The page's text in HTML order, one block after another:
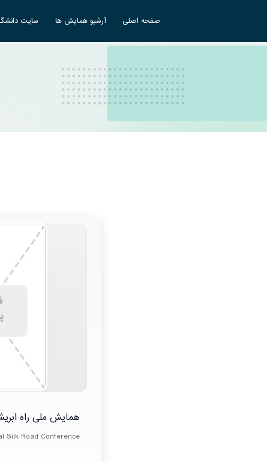
صفحه اصلی آرشیو همایش ها سایت
همایش ملی راه
Silk Road Conference